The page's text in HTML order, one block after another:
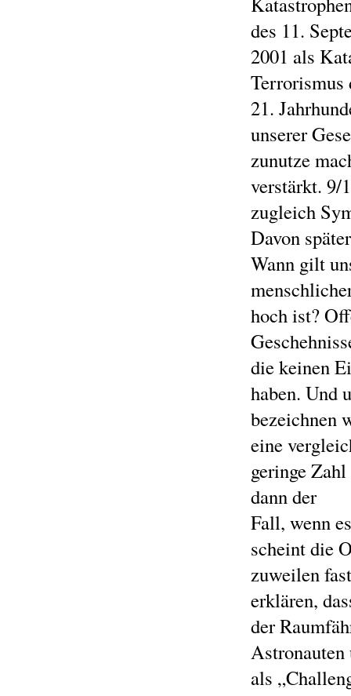
des 11.
2001 als
Terrorismus
21.
unserer
zunutze
verstärkt. 9/
zugleich
Davon
Wann gilt
hoch ist?
die keinen
haben. Und
bezeichnen
eine
geringe
dann der
Fall, wenn
scheint die
zuweilen
erklären,
der
Astronauten
als